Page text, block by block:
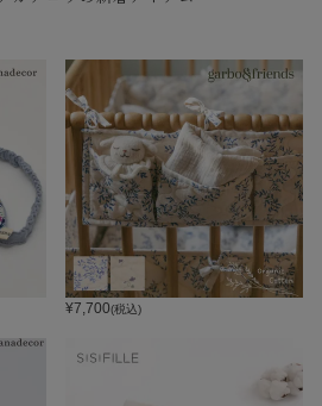
¥7,700(税込)